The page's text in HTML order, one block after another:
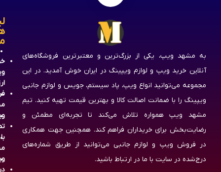
به مشهد ویپ، یکی از بزرگ‌ترین و معتبرترین فروشگاه‌های
آنلاین خرید ویپ و لوازم ویپینگ در ایران خوش آمدید. در این
مجموعه می‌توانید انواع ویپ، پاد سیستم، جویس و لوازم جانبی
ویپینگ را با ضمانت اصالت کالا و بهترین قیمت تهیه کنید. تیم
مشهد ویپ همواره تلاش می‌کند تا تجربه‌ای مطمئن و
رضایت‌بخش برای خریداران فراهم کند. همچنین جهت همکاری
در فروش ویپ و لوازم جانبی می‌توانید از طریق شماره‌های
درج‌شده در سایت با ما در ارتباط باشید.
با